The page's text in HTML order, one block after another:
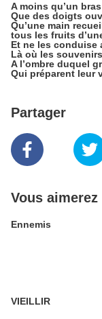
A moins qu’un
Que des doigts
Qu’une main
tous les fruits
Et ne les conduise
Là où les
A l’ombre duquel
Qui préparent leur
Partager
Vous aimerez
Ennemis
VIEILLIR